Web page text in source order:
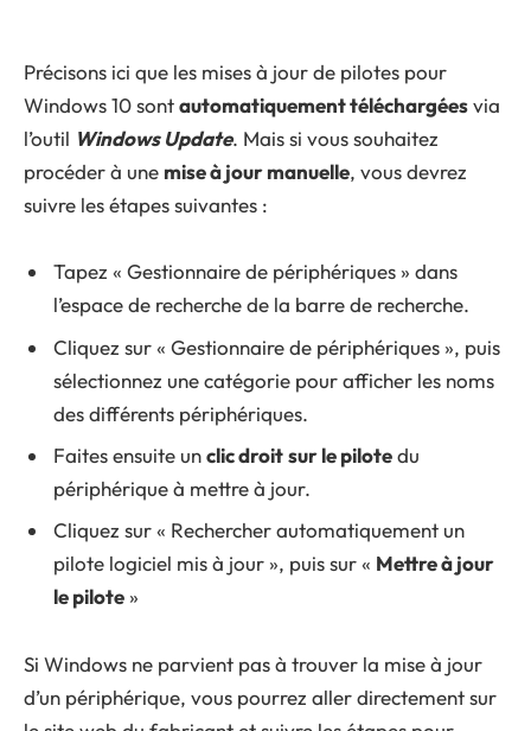
Précisons ici que les mises à jour de pilotes pour
Windows 10 sontautomatiquement téléchargéesvia
l’outil Windows Update. Mais si vous souhaitez
procéder à une mise à jour manuelle, vous devrez
suivre les étapes suivantes :
Tapez « Gestionnaire de périphériques » dans
l’espace de recherche de la barre de recherche.
Cliquez sur « Gestionnaire de périphériques », puis
sélectionnez une catégorie pour afficher les noms
des différents périphériques.
Faites ensuite unclic droitsur le pilotedu
périphérique à mettre à jour.
Cliquez sur « Rechercher automatiquement un
pilote logiciel mis à jour », puis sur « Mettre à jour
le pilote »
Si Windows ne parvient pas à trouver la mise à jour
d’un périphérique, vous pourrez aller directement sur